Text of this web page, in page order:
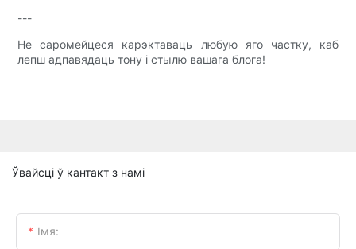
---
Не саромейцеся карэктаваць любую яго частку, каб
лепш адпавядаць тону і стылю вашага блога!
Ўвайсці ў кантакт з намі
Імя: